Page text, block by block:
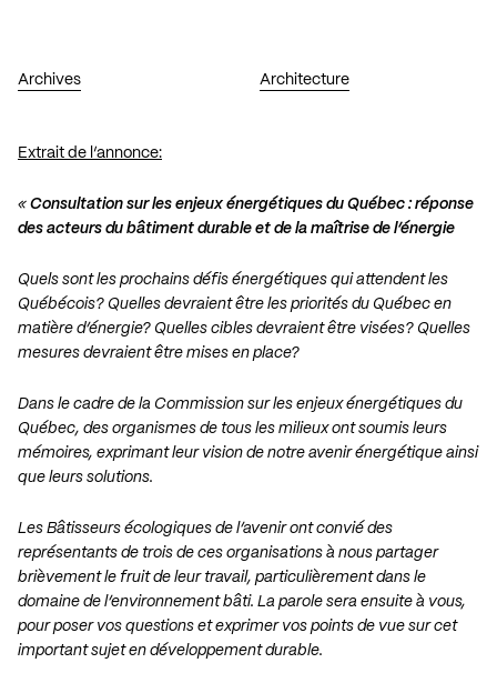
Archives Architecture
Extrait de l’annonce:
« Consultation sur les enjeux énergétiques du Québec : réponse
des acteurs du bâtiment durable et de la maîtrise de l’énergie
Quels sont les prochains défis énergétiques qui attendent les
Québécois? Quelles devraient être les priorités du Québec en
matière d’énergie? Quelles cibles devraient être visées? Quelles
mesures devraient être mises en place?
Dans le cadre de la Commission sur les enjeux énergétiques du
Québec, des organismes de tous les milieux ont soumis leurs
mémoires, exprimant leur vision de notre avenir énergétique ainsi
que leurs solutions.
Les Bâtisseurs écologiques de l’avenir ont convié des
représentants de trois de ces organisations à nous partager
brièvement le fruit de leur travail, particulièrement dans le
domaine de l’environnement bâti. La parole sera ensuite à vous,
pour poser vos questions et exprimer vos points de vue sur cet
important sujet en développement durable.